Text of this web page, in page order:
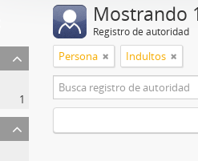
1
Mostrando
Registro de autoridad
Persona Indultos